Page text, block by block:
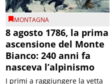
MONTAGNA
8 agosto 1786, la prima
ascensione del Monte
Bianco: 240 anni fa
nasceva l’alpinismo
I primi a raggiungere la vetta